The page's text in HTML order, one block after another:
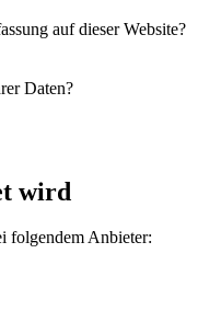
auf dieser Website?
Daten?
wird
folgendem Anbieter: